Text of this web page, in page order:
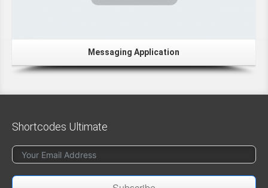
Messaging Application
Shortcodes Ultimate